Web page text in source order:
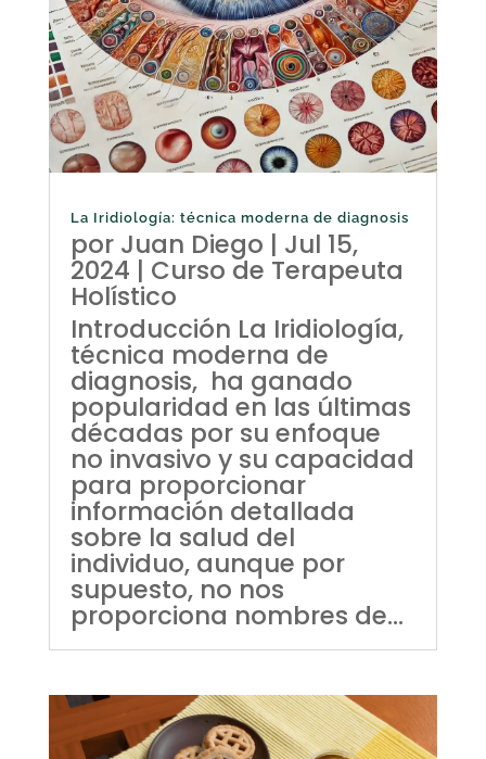
La Iridiología: técnica moderna de diagnosis
por Juan Diego | Jul 15,
2024 | Curso de Terapeuta
Holístico
Introducción La Iridiología,
técnica moderna de
diagnosis, ha ganado
popularidad en las últimas
décadas por su enfoque
no invasivo y su capacidad
para proporcionar
información detallada
sobre la salud del
individuo, aunque por
supuesto, no nos
proporciona nombres de...